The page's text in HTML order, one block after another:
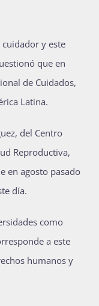
cuidador y este
que en
de Cuidados,
Latina.
del Centro
Reproductiva,
en agosto pasado
día.
como
a este
humanos y